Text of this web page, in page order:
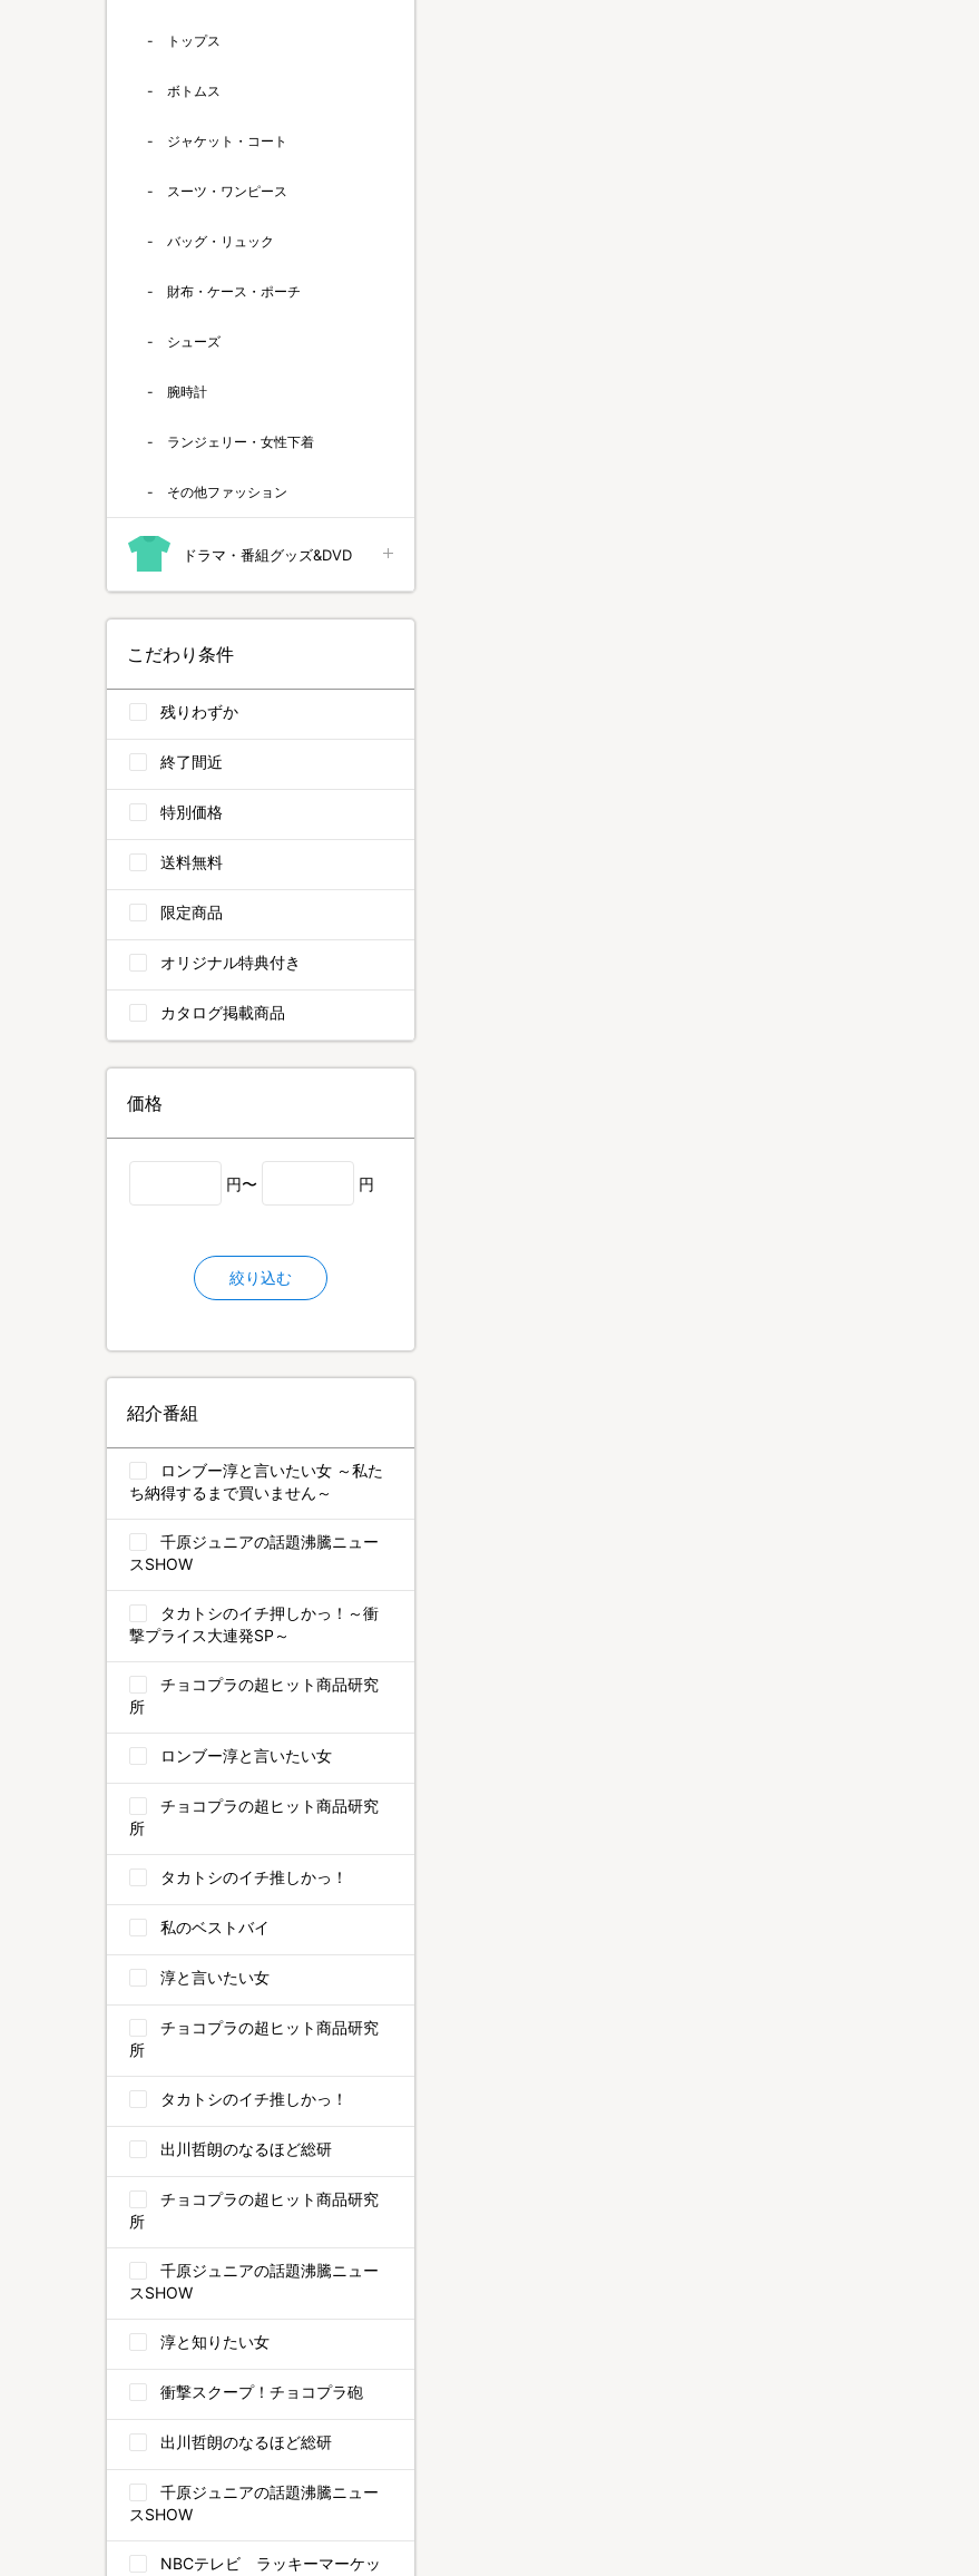
トップス
ボトムス
ジャケット・コート
スーツ・ワンピース
バッグ・リュック
財布・ケース・ポーチ
シューズ
腕時計
ランジェリー・女性下着
その他ファッション
ドラマ・番組グッズ&DVD
こだわり条件
残りわずか
終了間近
特別価格
送料無料
限定商品
オリジナル特典付き
カタログ掲載商品
価格
円〜 円
絞り込む
紹介番組
ロンブー淳と言いたい女 ～私た
ち納得するまで買いません～
千原ジュニアの話題沸騰ニュー
スSHOW
タカトシのイチ押しかっ！～衝
撃プライス大連発SP～
チョコプラの超ヒット商品研究
所
ロンブー淳と言いたい女
チョコプラの超ヒット商品研究
所
タカトシのイチ推しかっ！
私のベストバイ
淳と言いたい女
チョコプラの超ヒット商品研究
所
タカトシのイチ推しかっ！
出川哲朗のなるほど総研
チョコプラの超ヒット商品研究
所
千原ジュニアの話題沸騰ニュー
スSHOW
淳と知りたい女
衝撃スクープ！チョコプラ砲
出川哲朗のなるほど総研
千原ジュニアの話題沸騰ニュー
スSHOW
NBCテレビ ラッキーマーケッ